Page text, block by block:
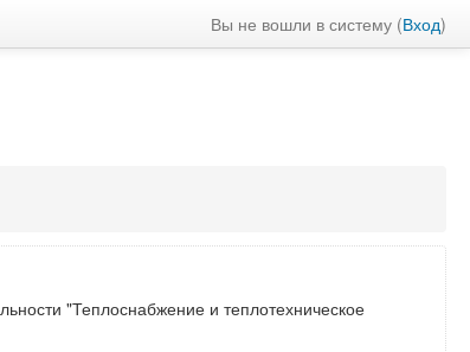
Вы не вошли в систему (Вход)
"Теплоснабжение и теплотехническое